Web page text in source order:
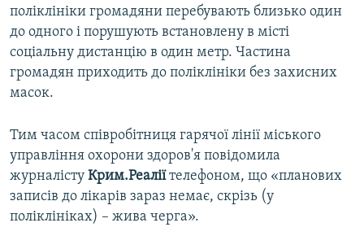
поліклініки громадяни перебувають близько один
до одного і порушують встановлену в місті
соціальну дистанцію в один метр. Частина
громадян приходить до поліклініки без захисних
масок.
Тим часом співробітниця гарячої лінії міського
управління охорони здоров'я повідомила
журналісту Крим.Реаліїтелефоном, що «планових
записів до лікарів зараз немає, скрізь (у
поліклініках) – жива черга».